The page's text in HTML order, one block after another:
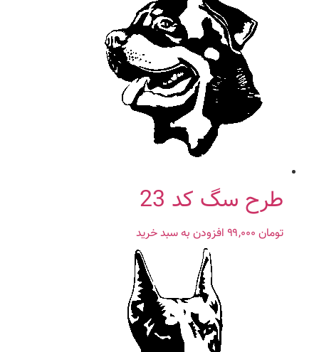
طرح سگ کد 23
تومان افزودن به سبد خرید